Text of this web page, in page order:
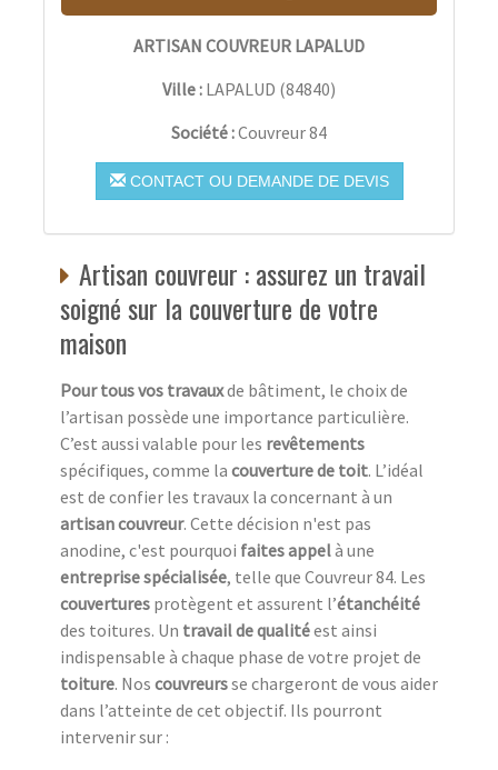
ARTISAN COUVREUR LAPALUD
Ville : LAPALUD (84840)
Société :Couvreur 84
CONTACT OU DEMANDE DE DEVIS
Artisan couvreur : assurez un travail
soigné sur la couverture de votre
maison
Pour tous vos travauxde bâtiment, le choix de
l’artisan possède une importance particulière.
C’est aussi valable pour les revêtements
spécifiques, comme la couverture de toit. L’idéal
est de confier les travaux la concernant à un
artisan couvreur. Cette décision n'est pas
anodine, c'est pourquoi faites appelà une
entreprise spécialisée, telle que Couvreur 84. Les
couvertures protègent et assurent l’étanchéité
des toitures. Un travail de qualitéest ainsi
indispensable à chaque phase de votre projet de
toiture. Nos couvreursse chargeront de vous aider
dans l’atteinte de cet objectif. Ils pourront
intervenir sur :